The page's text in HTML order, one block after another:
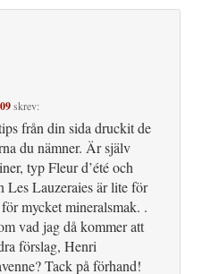
skrev:
från din sida druckit de
du nämner. Är själv
typ Fleur d’été och
Les Lauzeraies är lite för
mycket mineralsmak. .
vad jag då kommer att
förslag, Henri
Tack på förhand!